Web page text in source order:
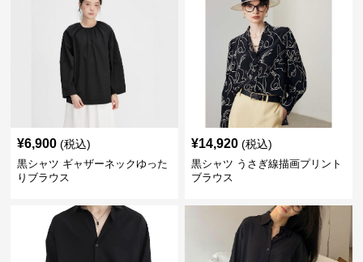
¥6,900 (税込)
黒シャツ ギャザーネックゆった
りブラウス
¥14,920 (税込)
黒シャツ うさぎ線描画プリント
ブラウス